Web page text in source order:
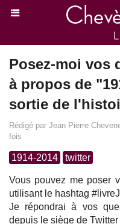
Posez-moi vos
à propos de
sortie de
Rédigé par Jean Pierre
fois
1914-2014 twitter
Vous pouvez me poser
utilisant le hashtag
Je répondrai à vos
depuis le siège de Twitter